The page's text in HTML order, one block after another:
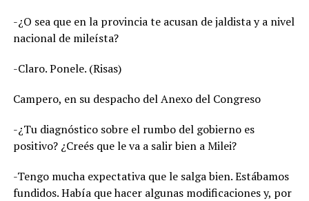
-¿O sea que en la provincia te acusan de jaldista y a nivel
nacional de mileísta?
-Claro. Ponele. (Risas)
Campero, en su despacho del Anexo del Congreso
-¿Tu diagnóstico sobre el rumbo del gobierno es
positivo? ¿Creés que le va a salir bien a Milei?
-Tengo mucha expectativa que le salga bien. Estábamos
fundidos. Había que hacer algunas modificaciones y, por